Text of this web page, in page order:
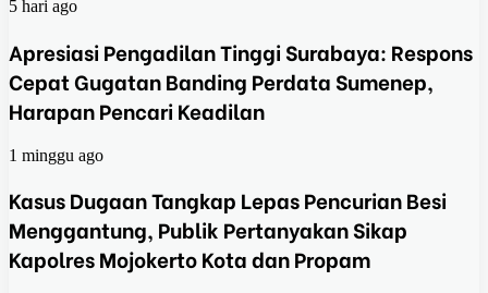
5 hari ago
Apresiasi Pengadilan Tinggi Surabaya: Respons
Cepat Gugatan Banding Perdata Sumenep,
Harapan Pencari Keadilan
1 minggu ago
Kasus Dugaan Tangkap Lepas Pencurian Besi
Menggantung, Publik Pertanyakan Sikap
Kapolres Mojokerto Kota dan Propam